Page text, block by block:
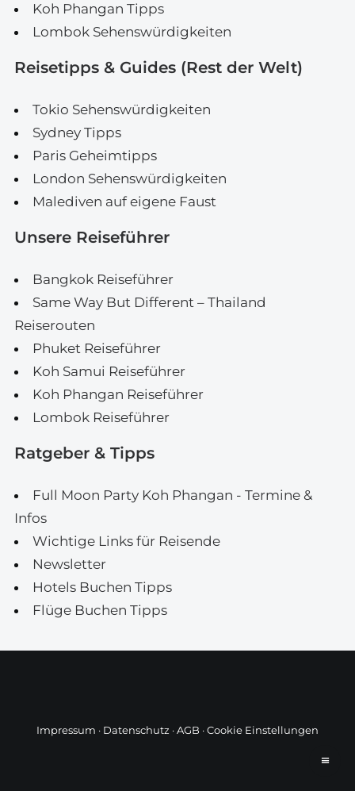
Koh Phangan Tipps
Lombok Sehenswürdigkeiten
Reisetipps & Guides (Rest der Welt)
Tokio Sehenswürdigkeiten
Sydney Tipps
Paris Geheimtipps
London Sehenswürdigkeiten
Malediven auf eigene Faust
Unsere Reiseführer
Bangkok Reiseführer
Same Way But Different – Thailand
Reiserouten
Phuket Reiseführer
Koh Samui Reiseführer
Koh Phangan Reiseführer
Lombok Reiseführer
Ratgeber & Tipps
Full Moon Party Koh Phangan - Termine &
Infos
Wichtige Links für Reisende
Newsletter
Hotels Buchen Tipps
Flüge Buchen Tipps
Impressum · Datenschutz ·AGB ·Cookie Einstellungen
≡